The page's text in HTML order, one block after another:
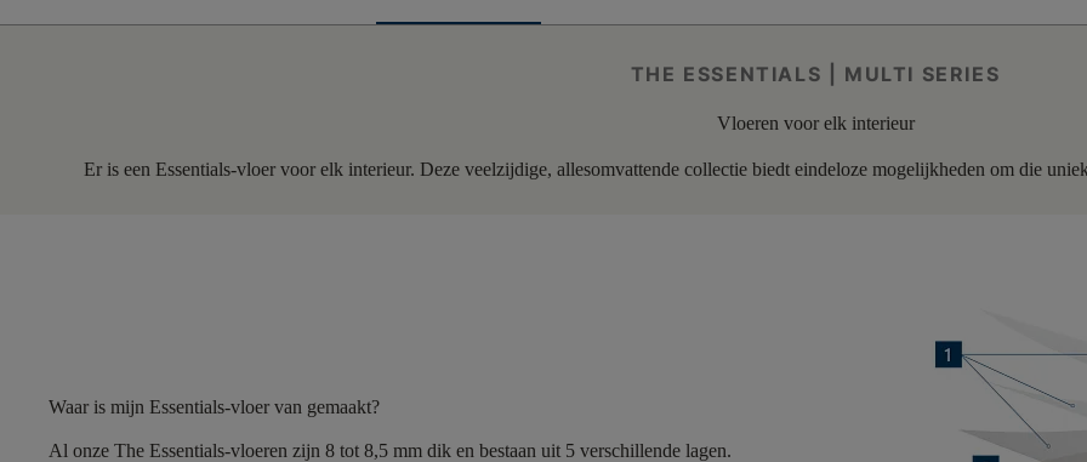
THE ESSENTIALS | MULTI SERIES
Vloeren voor elk interieur
Er is een Essentials-vloer voor elk interieur. Deze veelzijdige, allesomvattende collectie biedt eindeloze mogelijkheden om die
Waar is mijn Essentials-vloer van gemaakt?
Al onze The Essentials-vloeren zijn 8 tot 8,5 mm dik en bestaan uit 5 verschillende lagen.